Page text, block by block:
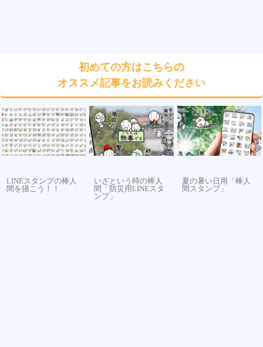
初めての方はこちらの
オススメ記事をお読みください
LINEスタンプの棒人
間を描こう！！
いざという時の棒人
間「防災用LINEスタ
ンプ」
夏の暑い日用「棒人
間スタンプ」